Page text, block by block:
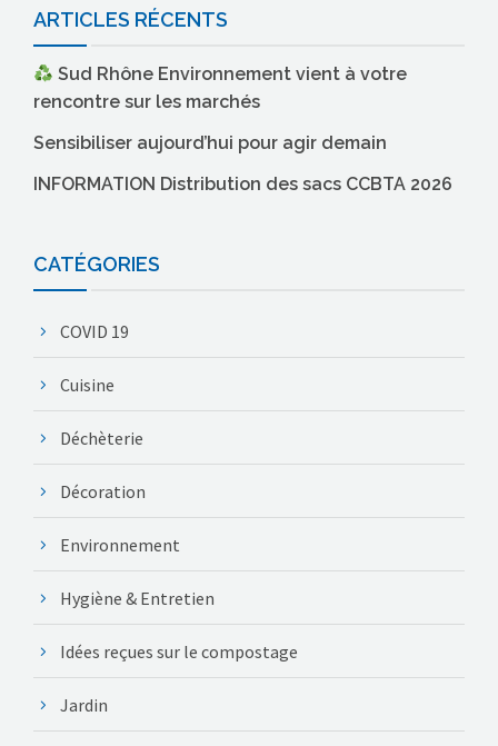
ARTICLES RÉCENTS
Sud Rhône Environnement vient à votre
rencontre sur les marchés
Sensibiliser aujourd’hui pour agir demain
INFORMATION Distribution des sacs CCBTA 2026
CATÉGORIES
COVID 19
Cuisine
Déchèterie
Décoration
Environnement
Hygiène & Entretien
Idées reçues sur le compostage
Jardin